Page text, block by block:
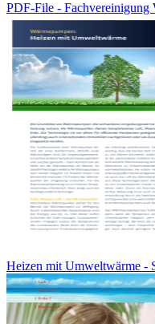
PDF-File - Fachvereinigung
Heizen mit Umweltwärme -